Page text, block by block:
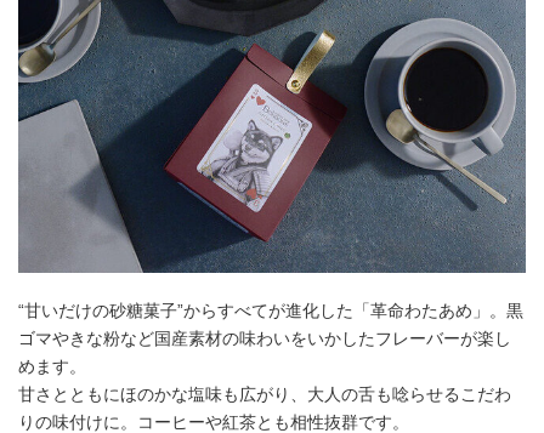
“甘いだけの砂糖菓子”からすべてが進化した「革命わたあめ」。黒
ゴマやきな粉など国産素材の味わいをいかしたフレーバーが楽し
めます。
甘さとともにほのかな塩味も広がり、大人の舌も唸らせるこだわ
りの味付けに。コーヒーや紅茶とも相性抜群です。